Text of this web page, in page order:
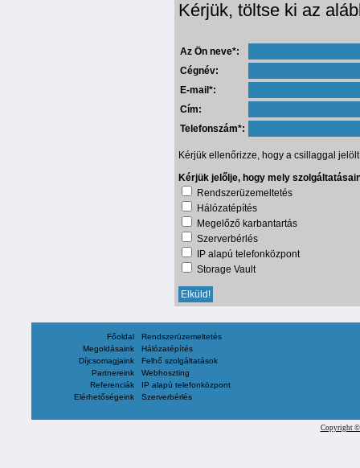
Kérjük, töltse ki az
Az Ön neve*:
Cégnév:
E-mail*:
Cím:
Telefonszám*:
Kérjük ellenőrizze, hogy a csillaggal
Kérjük jelőlje, hogy mely
Rendszerüzemeltetés
Hálózatépítés
Megelőző karbantartás
Szerverbérlés
IP alapú telefonközpont
Storage Vault
Főoldal
Megoldásaink
Díjcsomagjaink
Partnereink
Referenciák
Elérhetőségeink
Rendszerüzemeltetés
Hálózatépítés
Felhő szolgáltatások
Webhoszting
IP alapú telefonközpont
Szerverbérlés
Copyright